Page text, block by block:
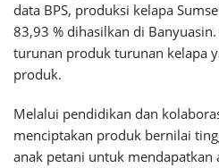
data BPS, produksi kelapa
83,93 % dihasilkan di
turunan produk turunan kelapa
produk.
Melalui pendidikan dan
menciptakan produk bernilai
anak petani untuk mendapatkan